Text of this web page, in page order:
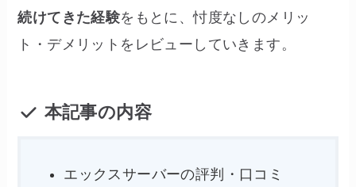
続けてきた経験をもとに、忖度なしのメリッ
ト・デメリットをレビューしていきます。
本記事の内容
エックスサーバーの評判・口コミ